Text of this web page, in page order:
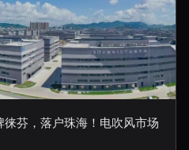
芬，落户珠海！电吹风市场